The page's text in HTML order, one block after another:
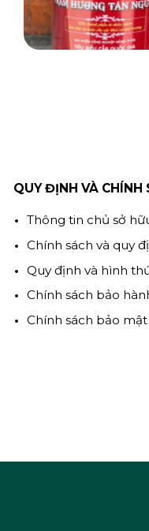
QUY ĐỊNH VÀ CHÍNH
Thông tin chủ sở
Chính sách và quy
Quy định và hình
Chính sách bảo
Chính sách bảo